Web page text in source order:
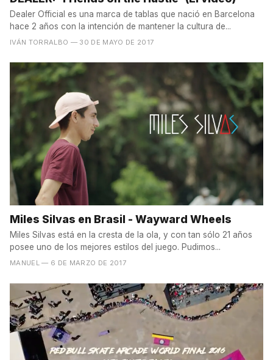
Dealer Official es una marca de tablas que nació en Barcelona
hace 2 años con la intención de mantener la cultura de...
IVÁN TORRALBO — 30 DE MAYO DE 2017
Miles Silvas en Brasil - Wayward Wheels
Miles Silvas está en la cresta de la ola, y con tan sólo 21 años
posee uno de los mejores estilos del juego. Pudimos...
MANUEL — 6 DE MARZO DE 2017